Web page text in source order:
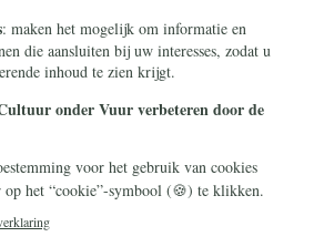
Christiana
Cookieverklaring